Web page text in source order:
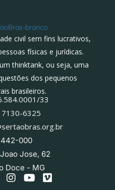
civil sem fins lucrativos,
físicas e jurídicas.
thinktank, ou seja, uma
dos pequenos
brasileiros.
33
7130-6325
000
Jose, 62
Doce - MG